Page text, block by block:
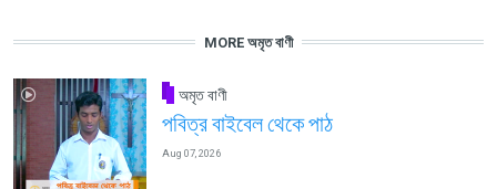
MORE অমৃত বাণী
অমৃত বাণী
পবিত্র বাইবেল থেকে পাঠ
Aug 07, 2026